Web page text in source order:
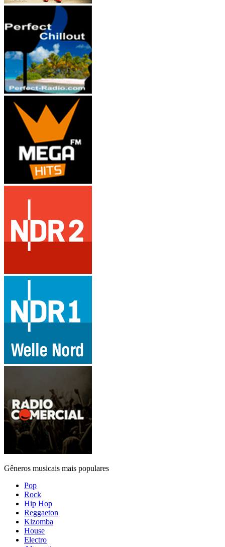
Gêneros musicais mais populares
Pop
Rock
Hip Hop
Reggaeton
Kizomba
House
Electro